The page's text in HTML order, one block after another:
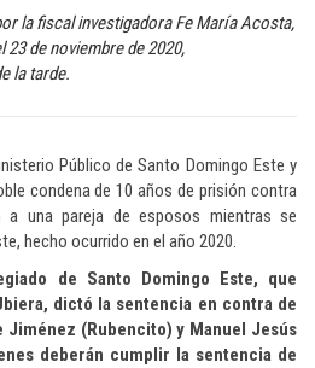
la fiscal investigadora Fe María Acosta,
de noviembre de 2020,
la tarde.
Público de Santo Domingo Este y
condena de 10 años de prisión contra
a una pareja de esposos mientras se
hecho ocurrido en el año 2020.
de Santo Domingo Este, que
dictó la sentencia en contra de
Jiménez (Rubencito) y Manuel Jesús
deberán cumplir la sentencia de